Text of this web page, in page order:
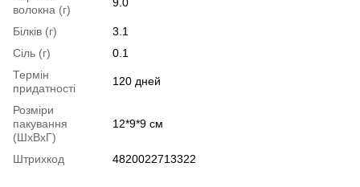
волокна (г)
Білків (г)
3.1
Сіль (г)
0.1
Термін
придатності
120 дней
Розміри
пакування
(ШхВхГ)
12*9*9 см
Штрихкод 4820022713322